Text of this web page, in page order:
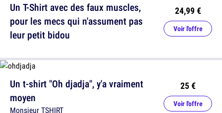
Un t-shirt "Oh djadja", y'a vraiment
moyen
Monsieur TSHIRT
25 €
Voir l'offre
Un T-Shirt avec des faux muscles,
pour les mecs qui n'assument pas
leur petit bidou
24,99 €
Voir l'offre